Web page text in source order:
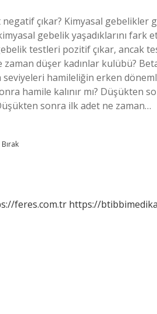
çıkar? Kimyasal gebelikler
gebelik yaşadıklarını
testleri pozitif çıkar, ancak
düşer kadınlar kulübü?
hamileliğin erken
hamile kalınır mı? Düşükten
sonra ilk adet ne zaman…
feres.com.tr https://